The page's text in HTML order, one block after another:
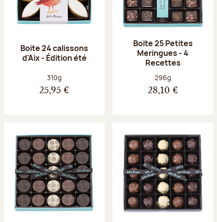
Boite 24 calissons
d'Aix - Édition été
Poids net :
310g
25,95 €
Boite 25 Petites
Meringues - 4
Recettes
Poids net :
296g
28,10 €